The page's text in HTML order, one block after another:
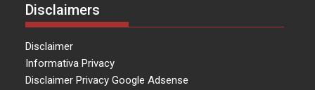
Disclaimers
Disclaimer
Informativa Privacy
Disclaimer Privacy Google Adsense